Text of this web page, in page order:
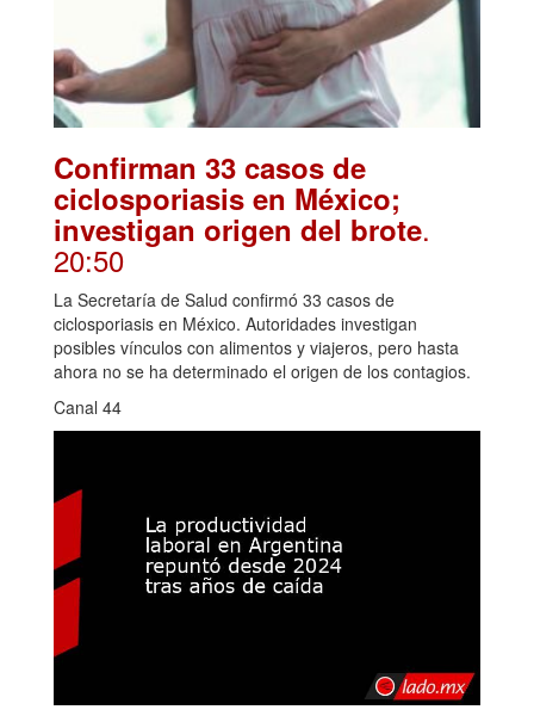
Confirman 33 casos de
ciclosporiasis en México;
investigan origen del brote.
20:50
La Secretaría de Salud confirmó 33 casos de
ciclosporiasis en México. Autoridades investigan
posibles vínculos con alimentos y viajeros, pero hasta
ahora no se ha determinado el origen de los contagios.
Canal 44